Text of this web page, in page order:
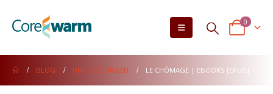
0
BLOG UNCATEGORISED LE CHÔMAGE | EBOOKS [EPUB]